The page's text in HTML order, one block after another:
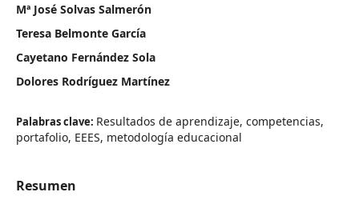
Mª José Solvas Salmerón
Teresa Belmonte García
Cayetano Fernández Sola
Dolores Rodríguez Martínez
Palabras clave: Resultados de aprendizaje, competencias,
portafolio, EEES, metodología educacional
Resumen